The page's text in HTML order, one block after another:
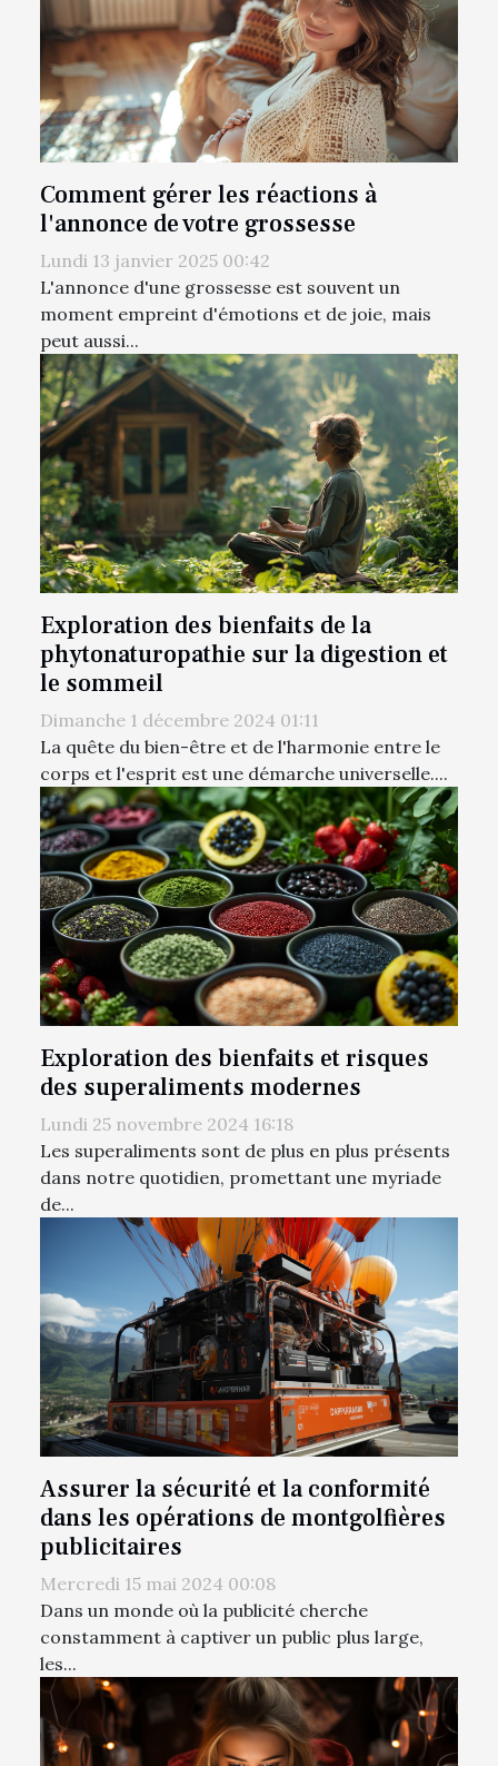
Comment gérer les réactions à
l'annonce de votre grossesse
Lundi 13 janvier 2025 00:42
L'annonce d'une grossesse est souvent un
moment empreint d'émotions et de joie, mais
peut aussi...
Exploration des bienfaits de la
phytonaturopathie sur la digestion et
le sommeil
Dimanche 1 décembre 2024 01:11
La quête du bien-être et de l'harmonie entre le
corps et l'esprit est une démarche universelle....
Exploration des bienfaits et risques
des superaliments modernes
Lundi 25 novembre 2024 16:18
Les superaliments sont de plus en plus présents
dans notre quotidien, promettant une myriade
de...
Assurer la sécurité et la conformité
dans les opérations de montgolfières
publicitaires
Mercredi 15 mai 2024 00:08
Dans un monde où la publicité cherche
constamment à captiver un public plus large,
les...